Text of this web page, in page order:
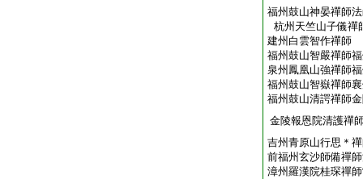
福州鼓山神晏禪師
杭州天竺山子儀禪
建州白雲智作禪師
福州鼓山智嚴禪師
泉州鳳凰山強禪師
福州鼓山智嶽禪師
福州鼓山清諤禪師
金陵報恩院清護禪
吉州青原山行思＊
前福州玄沙師備禪
漳州羅漢院桂琛禪